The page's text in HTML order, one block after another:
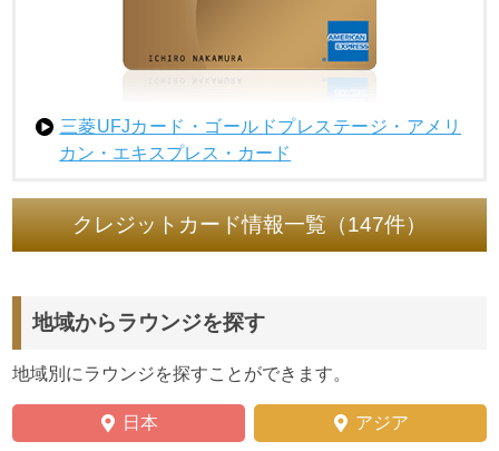
三菱UFJカード・ゴールドプレステージ・アメリ
カン・エキスプレス・カード
クレジットカード情報一覧（147件）
地域からラウンジを探す
地域別にラウンジを探すことができます。
日本 アジア